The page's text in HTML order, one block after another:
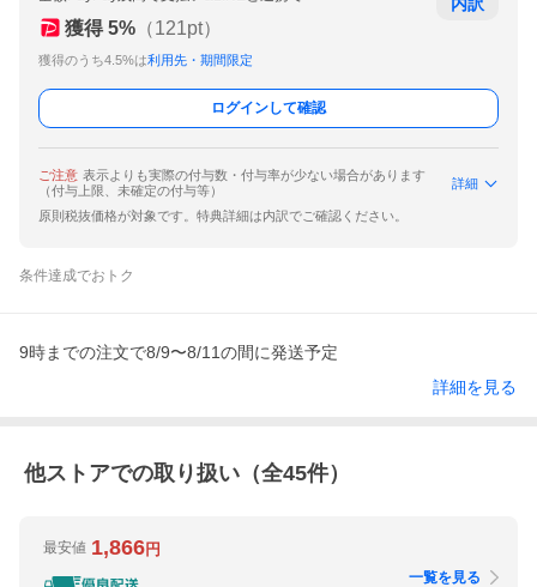
獲得 5% （121pt）
獲得のうち4.5%は利用先・期間限定
ログインして確認
ご注意 表示よりも実際の付与数・付与率が少ない場合があります
（付与上限、未確定の付与等）
詳細
原則税抜価格が対象です。特典詳細は内訳でご確認ください。
条件達成でおトク
9時までの注文で8/9〜8/11の間に発送予定
詳細を見る
他ストアでの取り扱い（全45件）
最安値 1,866円
一覧を見る